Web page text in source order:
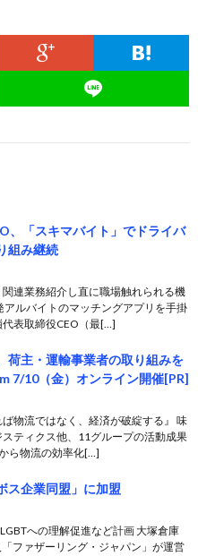
、「スキマバイト」でドライバ
組み継続
連業務紹介し直に職場触れられる機
アルバイトのマッチングアプリを手掛
表取締役CEO（最[…]
荷主・運輸事業者の取り組みを
7/10（金）オンライン開催[PR]
ば物流ではなく、経済が破綻する』 味
ティクス他、11グループの活動成果
ら物流の効率化[…]
ス企業同盟」に加盟
への理解促進など計画 大塚倉庫
ファザーリング・ジャパン」が運営